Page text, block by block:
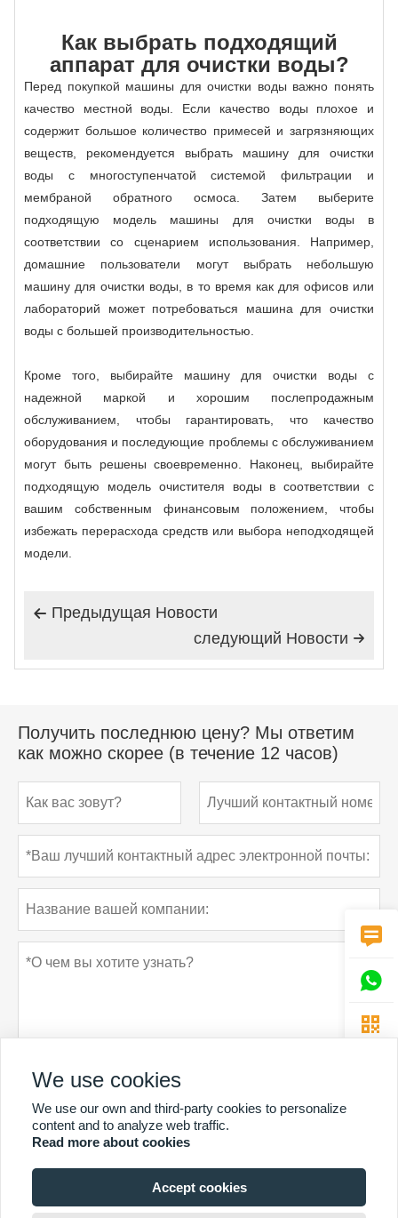
Как выбрать подходящий
аппарат для очистки воды?
Перед покупкой машины для очистки воды важно понять
качество местной воды. Если качество воды плохое и
содержит большое количество примесей и загрязняющих
веществ, рекомендуется выбрать машину для очистки
воды с многоступенчатой ​​системой фильтрации и
мембраной обратного осмоса. Затем выберите
подходящую модель машины для очистки воды в
соответствии со сценарием использования. Например,
домашние пользователи могут выбрать небольшую
машину для очистки воды, в то время как для офисов или
лабораторий может потребоваться машина для очистки
воды с большей производительностью.
Кроме того, выбирайте машину для очистки воды с
надежной маркой и хорошим послепродажным
обслуживанием, чтобы гарантировать, что качество
оборудования и последующие проблемы с обслуживанием
могут быть решены своевременно. Наконец, выбирайте
подходящую модель очистителя воды в соответствии с
вашим собственным финансовым положением, чтобы
избежать перерасхода средств или выбора неподходящей
модели.
 Предыдущая Hовости

следующий Hовости
Получить последнюю цену? Мы ответим
как можно скорее (в течение 12 часов)
отправить Политика конфиденциальности



We use cookies
We use our own and third-party cookies to personalize
content and to analyze web traffic.
Read more about cookies
Accept cookies